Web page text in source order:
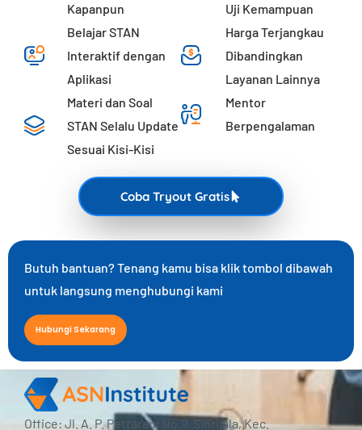
Kapanpun
Belajar STAN
Interaktif dengan
Aplikasi
Materi dan Soal
STAN Selalu Update
Sesuai Kisi-Kisi
Uji Kemampuan
Harga Terjangkau
Dibandingkan
Layanan Lainnya
Mentor
Berpengalaman
Coba Tryout Gratis
Butuh bantuan? Tenang kamu bisa klik tombol dibawah
untuk langsung menghubungi kami
Hubungi Sekarang
Office: Jl. A. P. Pettarani No.9, Sinrijala, Kec.